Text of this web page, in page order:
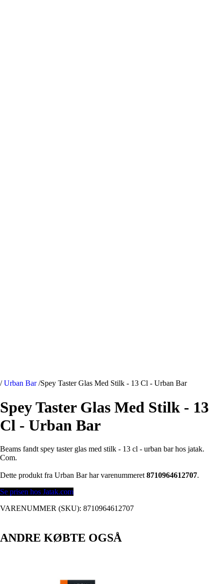
/ Urban Bar /Spey Taster Glas Med Stilk - 13 Cl - Urban Bar
Spey Taster Glas Med Stilk - 13
Cl - Urban Bar
Beams fandt spey taster glas med stilk - 13 cl - urban bar hos jatak.
Com.
Dette produkt fra Urban Bar har varenummeret 8710964612707.
Se prisen hos Jatak.com
VARENUMMER (SKU): 8710964612707
ANDRE KØBTE OGSÅ